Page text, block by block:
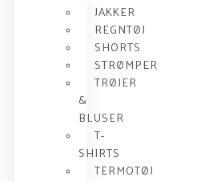
JAKKER
REGNTØJ
SHORTS
STRØMPER
TRØJER
&
BLUSER
T-
SHIRTS
TERMOTØJ